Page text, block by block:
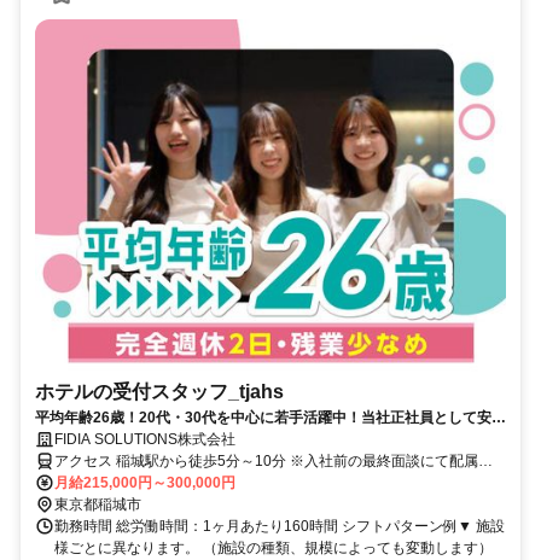
ホテルの受付スタッフ_tjahs
平均年齢26歳！20代・30代を中心に若手活躍中！当社正社員として安定
して長く働けます◎完全週休二日制＆月平均残業10h／未経験OK★採用
基準は友達になれそうな人！／休暇制度充実！産育休取得率100%／内
定まで最短2日！今すぐ働ける仕事を探している方はぜひ一度ご相談く
ださい♪
FIDIA SOLUTIONS株式会社
アクセス 稲城駅から徒歩5分～10分 ※入社前の最終面談にて配属先
を決定致します。
月給215,000円～300,000円
東京都稲城市
勤務時間 総労働時間：1ヶ月あたり160時間 シフトパターン例▼ 施設
様ごとに異なります。 （施設の種類、規模によっても変動します）